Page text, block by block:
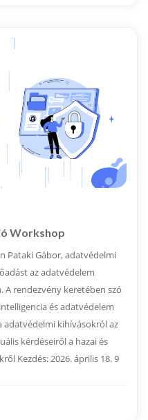
Workshop
Pataki Gábor, adatvédelmi
az adatvédelem
rendezvény keretében szó
és adatvédelem
adatvédelmi kihívásokról az
kérdéseiről a hazai és
Kezdés: 2026. április 18. 9